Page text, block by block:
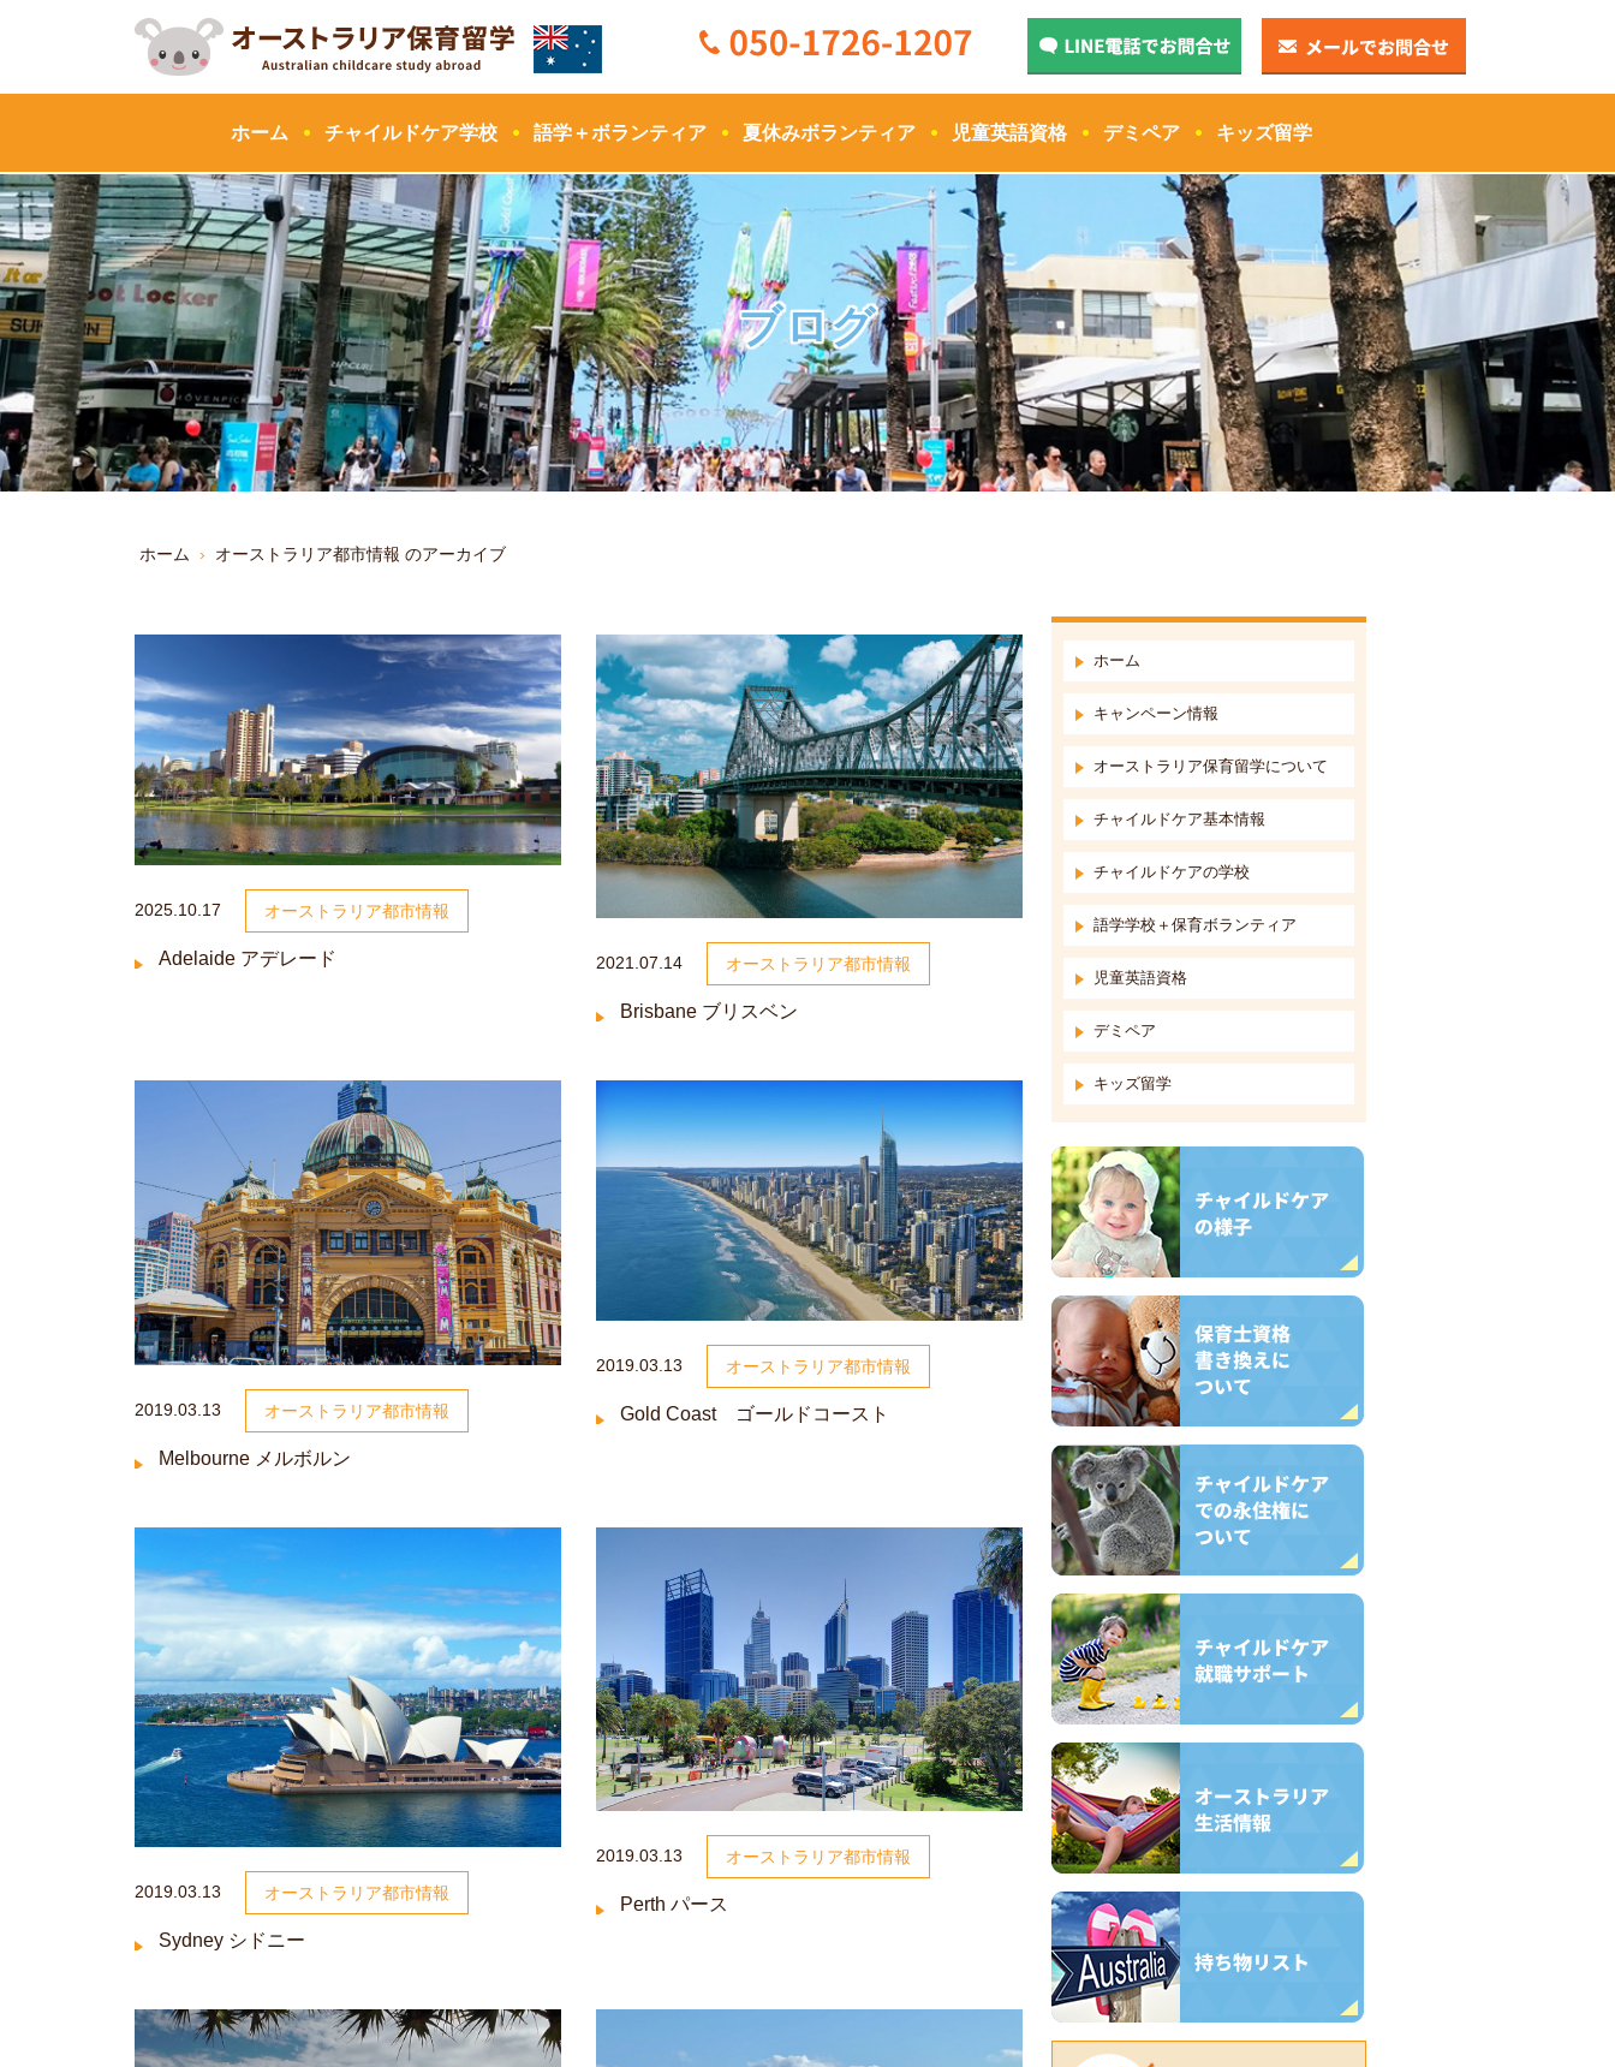
ホーム チャイルドケア学校 語学＋ボランティア 夏休みボランティア 児童英語資格 デミペア キッズ留学
ブログ
ホーム › オーストラリア都市情報 のアーカイブ
2025.10.17 オーストラリア都市情報
Adelaide アデレード 2021.07.14 オーストラリア都市情報
Brisbane ブリスベン
2019.03.13 オーストラリア都市情報
Melbourne メルボルン
2019.03.13 オーストラリア都市情報
Gold Coast ゴールドコースト
2019.03.13 オーストラリア都市情報
Sydney シドニー
2019.03.13 オーストラリア都市情報
Perth パース
ホーム
キャンペーン情報
オーストラリア保育留学について
チャイルドケア基本情報
チャイルドケアの学校
語学学校＋保育ボランティア
児童英語資格
デミペア
キッズ留学